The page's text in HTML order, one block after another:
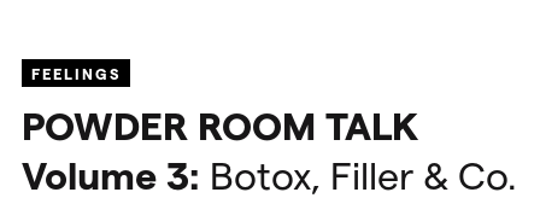
FEELINGS
POWDER ROOM TALK
Volume 3: Botox, Filler & Co.